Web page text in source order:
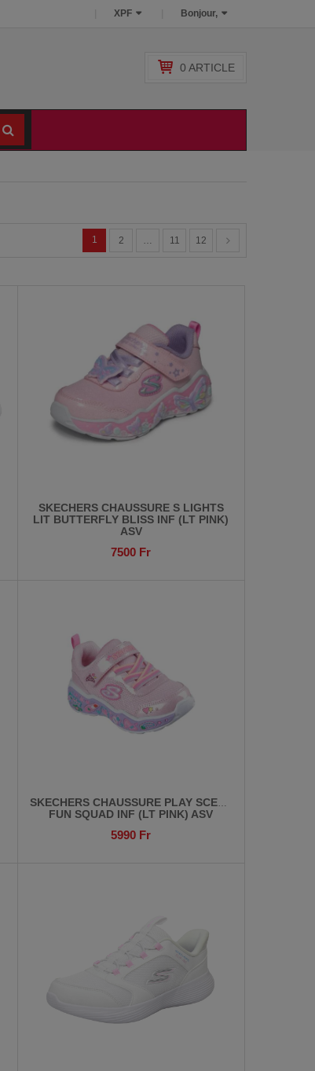
Bonjour,
XPF
0 ARTICLE
1 2 … 11 12
SKECHERS CHAUSSURE S LIGHTS
LIT BUTTERFLY BLISS INF (LT PINK)
ASV
7500 Fr
SKECHERS CHAUSSURE PLAY SCENE
FUN SQUAD INF (LT PINK) ASV
5990 Fr